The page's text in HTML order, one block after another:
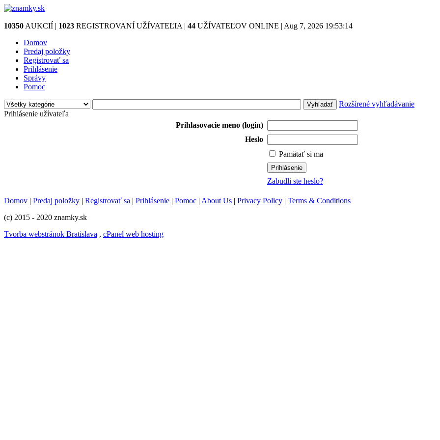
10350 AUKCIÍ | 1023 REGISTROVANÍ UŽÍVATEĽIA | 44 UŽÍVATEĽOV ONLINE | Aug 7, 2026 19:53:14
Domov
Predaj položky
Registrovať sa
Prihlásenie
Správy
Pomoc
Rozšírené vyhľadávanie
Prihlásenie užívateľa
Prihlasovacie meno (login)
Heslo
Pamätať si ma
Zabudli ste heslo?
Domov | Predaj položky | Registrovať sa | Prihlásenie | Pomoc | About Us | Privacy Policy | Terms & Conditions
(c) 2015 - 2020 znamky.sk
Tvorba webstránok Bratislava , cPanel web hosting